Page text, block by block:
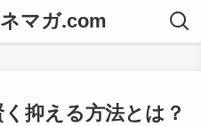
マガ.com
抑える方法とは？